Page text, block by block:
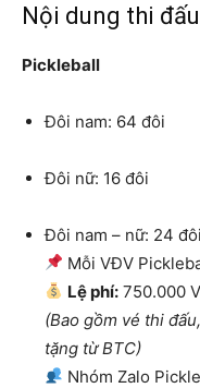
Nội dung thi
Pickleball
Đôi nam: 64 đôi
Đôi nữ: 16 đôi
Đôi nam – nữ: 24 đôi
Mỗi VĐV
Lệ phí: 750.000
(Bao gồm vé thi
tặng từ BTC)
Nhóm Zalo